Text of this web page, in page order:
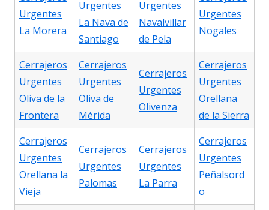
Urgentes
La Morera
Urgentes
La Nava de
Santiago
Urgentes
Navalvillar
de Pela
Urgentes
Nogales
Cerrajeros
Urgentes
Oliva de la
Frontera
Cerrajeros
Urgentes
Oliva de
Mérida
Cerrajeros
Urgentes
Olivenza
Cerrajeros
Urgentes
Orellana
de la Sierra
Cerrajeros
Urgentes
Orellana la
Vieja
Cerrajeros
Urgentes
Palomas
Cerrajeros
Urgentes
La Parra
Cerrajeros
Urgentes
Peñalsord
o